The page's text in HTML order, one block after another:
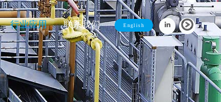
行业应用 联系我们 English